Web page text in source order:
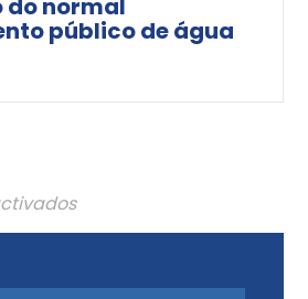
normal
público de água